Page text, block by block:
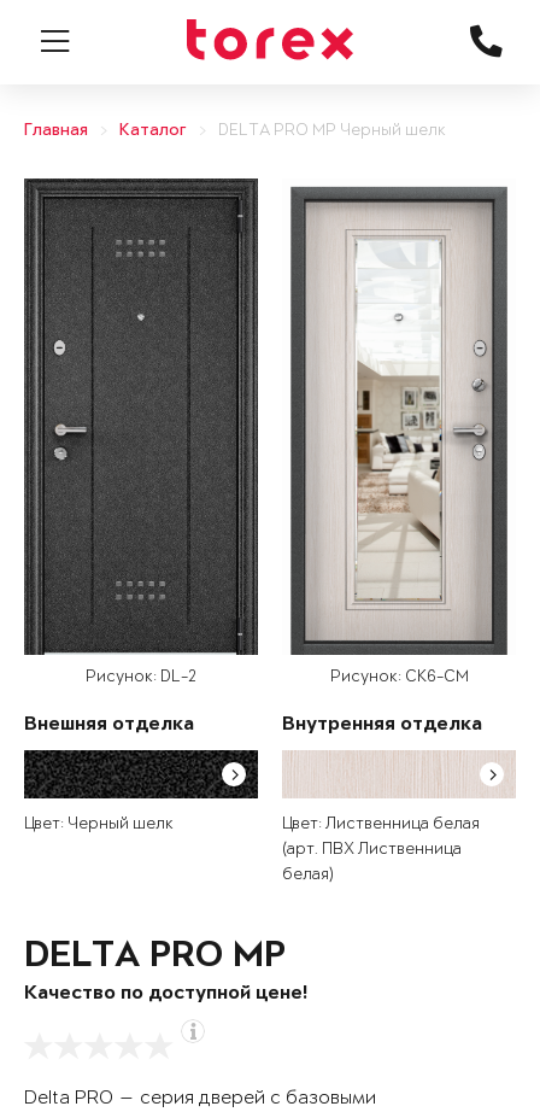
Главная Каталог DELTA PRO MP Черный шелк
Рисунок: DL-2
Внешняя отделка
Цвет: Черный шелк
Рисунок: СК6-СМ
Внутренняя отделка
Цвет: Лиственница белая
(арт. ПВХ Лиственница
белая)
DELTA PRO MP
Качество по доступной цене!
Delta PRO — серия дверей с базовыми